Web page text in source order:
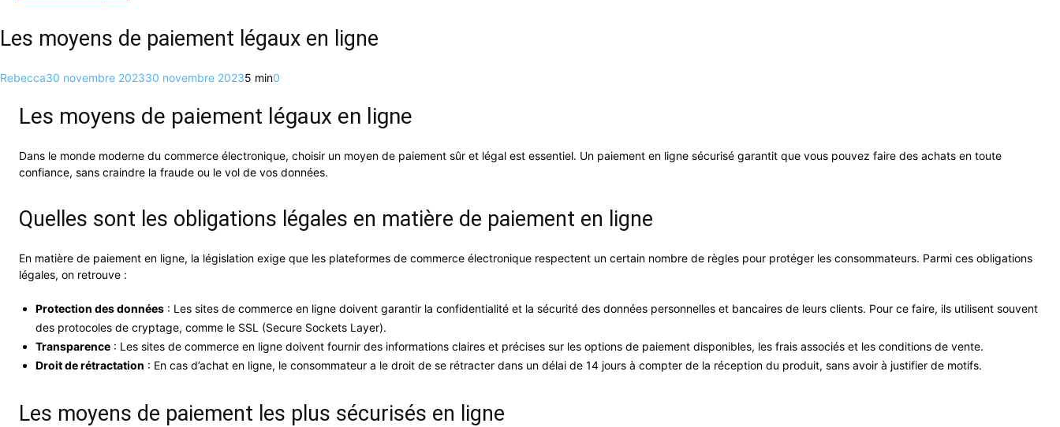
Les moyens de paiement légaux en ligne
Rebecca30 novembre 202330 novembre 20235 min0
Les moyens de paiement légaux en ligne
Dans le monde moderne du commerce électronique, choisir un moyen de paiement sûr et légal est essentiel. Un paiement en ligne sécurisé garantit que vous pouvez faire des achats en toute
confiance, sans craindre la fraude ou le vol de vos données.
Quelles sont les obligations légales en matière de paiement en ligne
En matière de paiement en ligne, la législation exige que les plateformes de commerce électronique respectent un certain nombre de règles pour protéger les consommateurs. Parmi ces obligations
légales, on retrouve :
Protection des données : Les sites de commerce en ligne doivent garantir la confidentialité et la sécurité des données personnelles et bancaires de leurs clients. Pour ce faire, ils utilisent souvent
des protocoles de cryptage, comme le SSL (Secure Sockets Layer).
Transparence : Les sites de commerce en ligne doivent fournir des informations claires et précises sur les options de paiement disponibles, les frais associés et les conditions de vente.
Droit de rétractation : En cas d’achat en ligne, le consommateur a le droit de se rétracter dans un délai de 14 jours à compter de la réception du produit, sans avoir à justifier de motifs.
Les moyens de paiement les plus sécurisés en ligne